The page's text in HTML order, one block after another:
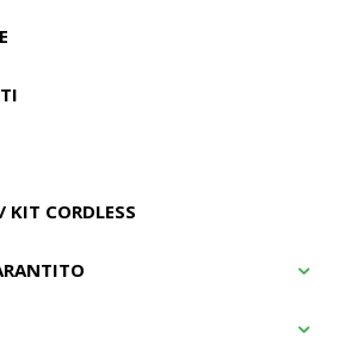
KIT CORDLESS